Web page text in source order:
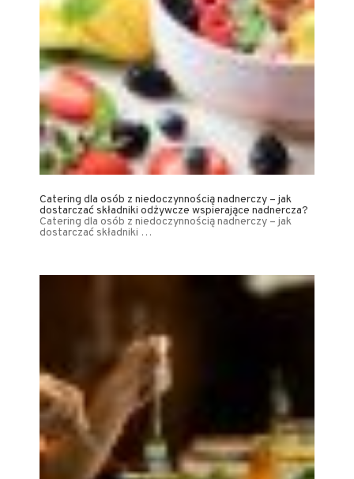
Catering dla osób z niedoczynnością nadnerczy – jak
dostarczać składniki odżywcze wspierające nadnercza?
Catering dla osób z niedoczynnością nadnerczy – jak
dostarczać składniki …